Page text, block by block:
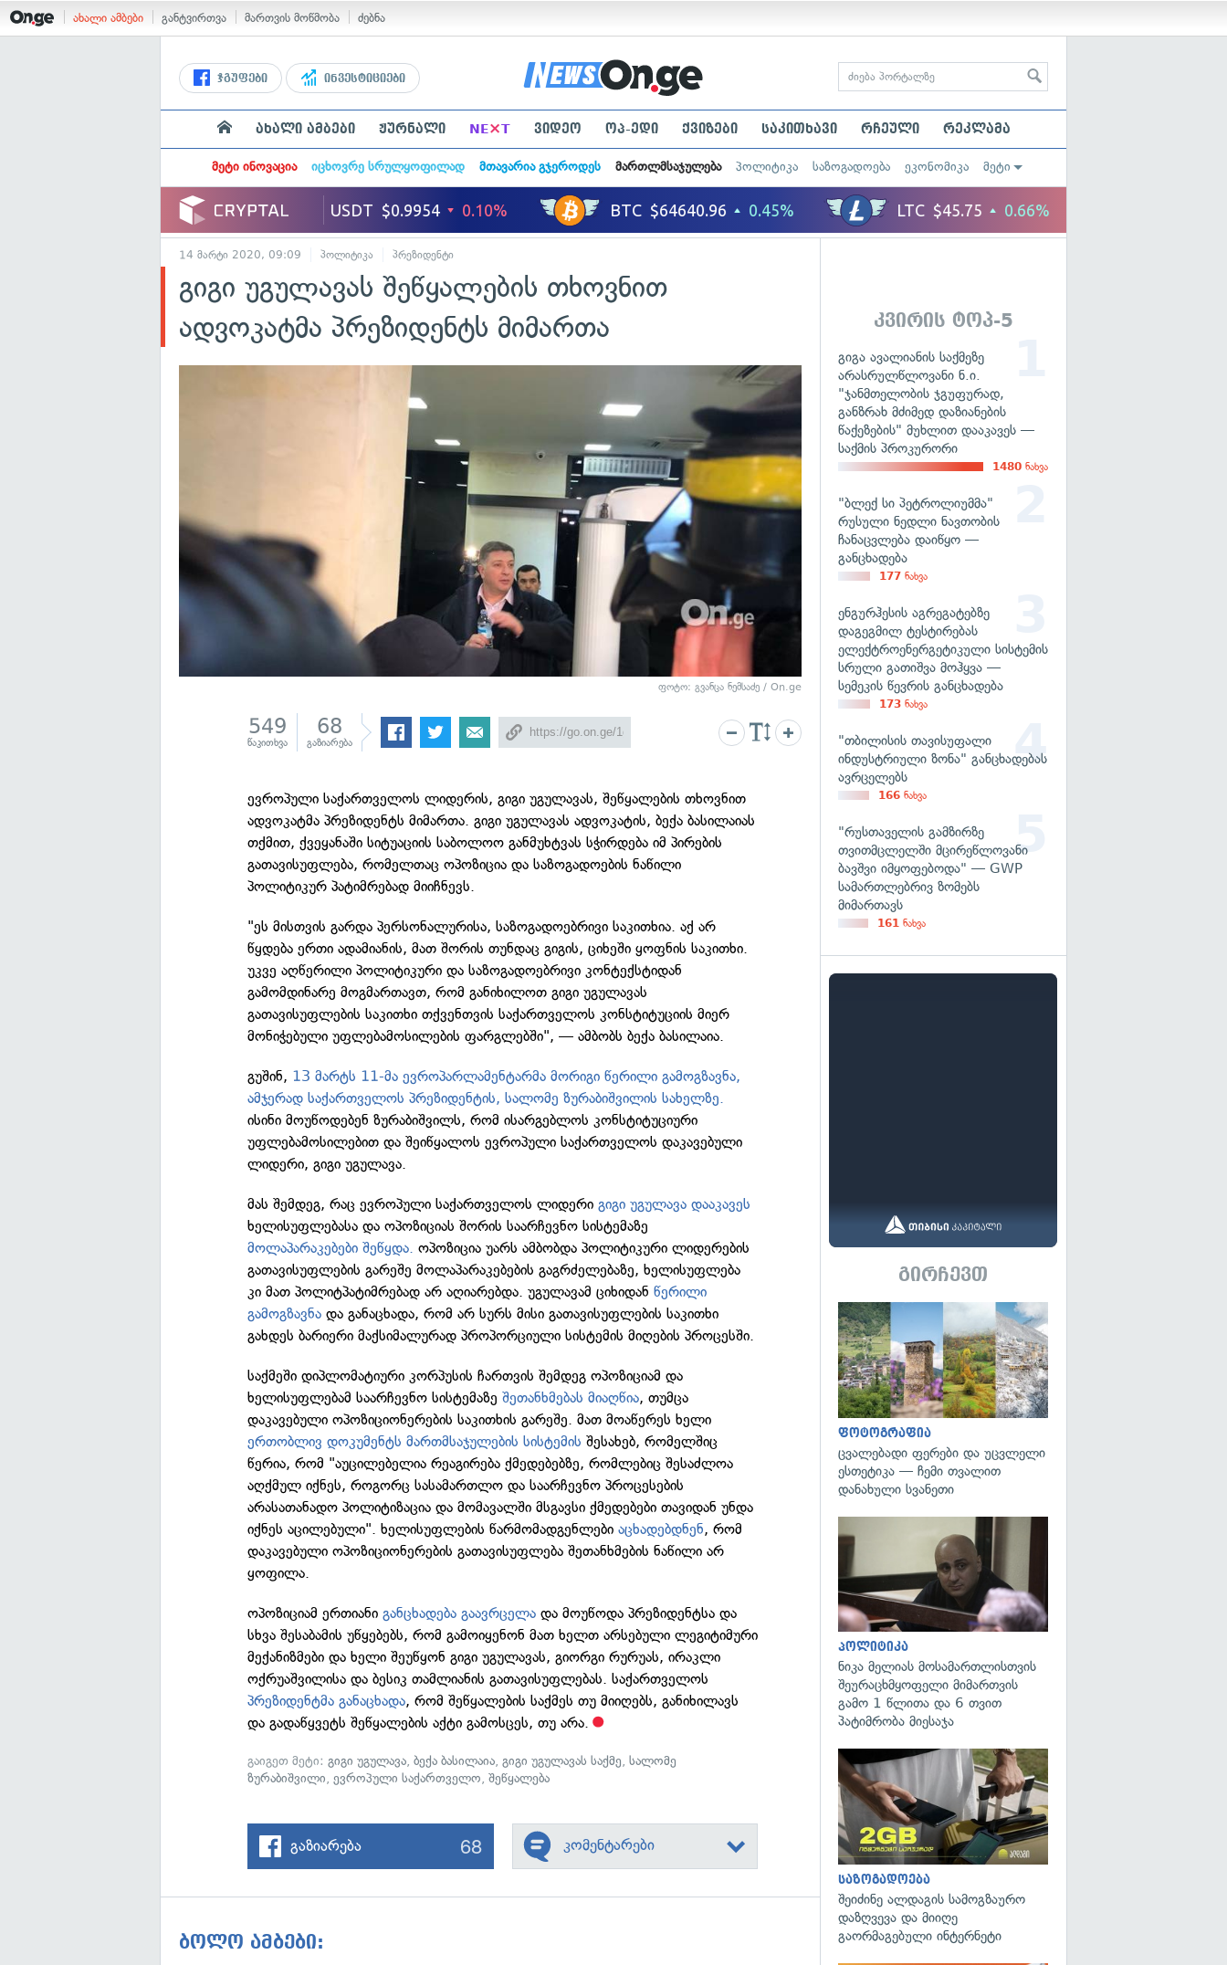
ახალი ამბები განტვირთვა მართვის მოწმობა ძებნა
ჯგუფები ინვესტიციები
ახალი ამბები ჟურნალი NE×T ვიდეო ოპ-ედი ქვიზები საკითხავი რჩეული რეკლამა
მეტი ინოვაცია იცხოვრე სრულყოფილად მთავარია გჯეროდეს მართლმსაჯულება პოლიტიკა საზოგადოება ეკონომიკა მეტი
14 მარტი 2020, 09:09 პოლიტიკა პრეზიდენტი
გიგი უგულავას შეწყალების თხოვნით
ადვოკატმა პრეზიდენტს მიმართა
ფოტო: გვანცა ნემსაძე / On.ge
549
წაკითხვა
68
გაზიარება
ევროპული საქართველოს ლიდერის, გიგი უგულავას, შეწყალების თხოვნით
ადვოკატმა პრეზიდენტს მიმართა. გიგი უგულავას ადვოკატის, ბექა ბასილაიას
თქმით, ქვეყანაში სიტუაციის საბოლოო განმუხტვას სჭირდება იმ პირების
გათავისუფლება, რომელთაც ოპოზიცია და საზოგადოების ნაწილი
პოლიტიკურ პატიმრებად მიიჩნევს.
"ეს მისთვის გარდა პერსონალურისა, საზოგადოებრივი საკითხია. აქ არ
წყდება ერთი ადამიანის, მათ შორის თუნდაც გიგის, ციხეში ყოფნის საკითხი.
უკვე აღწერილი პოლიტიკური და საზოგადოებრივი კონტექსტიდან
გამომდინარე მოგმართავთ, რომ განიხილოთ გიგი უგულავას
გათავისუფლების საკითხი თქვენთვის საქართველოს კონსტიტუციის მიერ
მონიჭებული უფლებამოსილების ფარგლებში", — ამბობს ბექა ბასილაია.
გუშინ, 13 მარტს 11-მა ევროპარლამენტარმა მორიგი წერილი გამოგზავნა,
ამჯერად საქართველოს პრეზიდენტის, სალომე ზურაბიშვილის სახელზე.
ისინი მოუწოდებენ ზურაბიშვილს, რომ ისარგებლოს კონსტიტუციური
უფლებამოსილებით და შეიწყალოს ევროპული საქართველოს დაკავებული
ლიდერი, გიგი უგულავა.
მას შემდეგ, რაც ევროპული საქართველოს ლიდერიგიგი უგულავა დააკავეს
ხელისუფლებასა და ოპოზიციას შორის საარჩევნო სისტემაზე
მოლაპარაკებები შეწყდა. ოპოზიცია უარს ამბობდა პოლიტიკური ლიდერების
გათავისუფლების გარეშე მოლაპარაკებების გაგრძელებაზე, ხელისუფლება
კი მათ პოლიტპატიმრებად არ აღიარებდა. უგულავამ ციხიდანწერილი
გამოგზავნა და განაცხადა, რომ არ სურს მისი გათავისუფლების საკითხი
გახდეს ბარიერი მაქსიმალურად პროპორციული სისტემის მიღების პროცესში.
საქმეში დიპლომატიური კორპუსის ჩართვის შემდეგ ოპოზიციამ და
ხელისუფლებამ საარჩევნო სისტემაზეშეთანხმებას მიაღწია, თუმცა
დაკავებული ოპოზიციონერების საკითხის გარეშე. მათ მოაწერეს ხელი
ერთობლივ დოკუმენტს მართმსაჯულების სისტემის შესახებ, რომელშიც
წერია, რომ "აუცილებელია რეაგირება ქმედებებზე, რომლებიც შესაძლოა
აღქმულ იქნეს, როგორც სასამართლო და საარჩევნო პროცესების
არასათანადო პოლიტიზაცია და მომავალში მსგავსი ქმედებები თავიდან უნდა
იქნეს აცილებული". ხელისუფლების წარმომადგენლებიაცხადებდნენ, რომ
დაკავებული ოპოზიციონერების გათავისუფლება შეთანხმების ნაწილი არ
ყოფილა.
ოპოზიციამ ერთიანიგანცხადება გაავრცელა და მოუწოდა პრეზიდენტსა და
სხვა შესაბამის უწყებებს, რომ გამოიყენონ მათ ხელთ არსებული ლეგიტიმური
მექანიზმები და ხელი შეუწყონ გიგი უგულავას, გიორგი რურუას, ირაკლი
ოქრუაშვილისა და ბესიკ თამლიანის გათავისუფლებას. საქართველოს
პრეზიდენტმა განაცხადა, რომ შეწყალების საქმეს თუ მიიღებს, განიხილავს
და გადაწყვეტს შეწყალების აქტი გამოსცეს, თუ არა.
გაიგეთ მეტი:გიგი უგულავა,ბექა ბასილაია,გიგი უგულავას საქმე,სალომე
ზურაბიშვილი,ევროპული საქართველო,შეწყალება
გაზიარება 68 კომენტარები
ბოლო ამბები:
კვირის ტოპ-5
გიგა ავალიანის საქმეზე
არასრულწლოვანი ნ.ი.
"ჯანმთელობის ჯგუფურად,
განზრახ მძიმედ დაზიანების
წაქეზების" მუხლით დააკავეს —
საქმის პროკურორი
1480 ნახვა
"ბლექ სი პეტროლიუმმა"
რუსული ნედლი ნავთობის
ჩანაცვლება დაიწყო —
განცხადება
177 ნახვა
ენგურჰესის აგრეგატებზე
დაგეგმილ ტესტირებას
ელექტროენერგეტიკული სისტემის
სრული გათიშვა მოჰყვა —
სემეკის წევრის განცხადება
173 ნახვა
"თბილისის თავისუფალი
ინდუსტრიული ზონა" განცხადებას
ავრცელებს
166 ნახვა
"რუსთაველის გამზირზე
თვითმცლელში მცირეწლოვანი
ბავშვი იმყოფებოდა" — GWP
სამართლებრივ ზომებს
მიმართავს
161 ნახვა
გირჩევთ
ფოტოგრაფია
ცვალებადი ფერები და უცვლელი
ესთეტიკა — ჩემი თვალით
დანახული სვანეთი
პოლიტიკა
ნიკა მელიას მოსამართლისთვის
შეურაცხმყოფელი მიმართვის
გამო 1 წლითა და 6 თვით
პატიმრობა მიესაჯა
საზოგადოება
შეიძინე ალდაგის სამოგზაურო
დაზღვევა და მიიღე
გაორმაგებული ინტერნეტი